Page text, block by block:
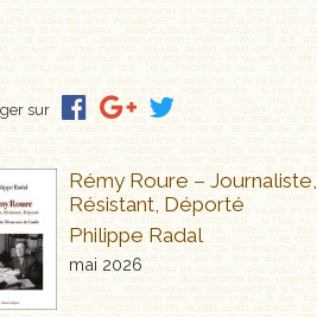
sur
Rémy Roure – Journaliste,
Résistant, Déporté
Philippe Radal
mai 2026